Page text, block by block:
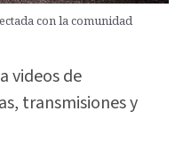
con la comunidad
videos de
transmisiones y